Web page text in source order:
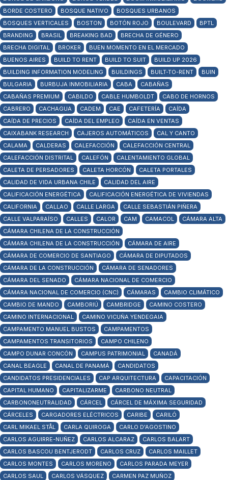
BORDE COSTERO
BOSQUE NATIVO
BOSQUES URBANOS
BOSQUES VERTICALES
BOSTON BOTÓN ROJO BOULEVARD
BPTL
BRANDING
BRASIL BREAKING BAD
BRECHA DE GÉNERO
BRECHA DIGITAL
BROKER
BUEN MOMENTO EN EL MERCADO
BUENOS AIRES
BUILD TO RENT BUILD TO SUIT
BUILD UP 2026
BUILDING INFORMATION MODELING
BUILDINGS BUILT-TO-RENT
BUIN
BULGARIA
BURBUJA INMOBILIARIA CABA
CABAÑAS
CABAÑAS PREMIUM
CABILDO CABLE HUMBOLDT
CABO DE HORNOS
CABRERO
CACHAGUA CADEM CAE CAFETERÍA
CAÍDA
CAÍDA DE PRECIOS
CAÍDA DEL EMPLEO
CAÍDA EN VENTAS
CAIXABANK RESEARCH
CAJEROS AUTOMÁTICOS
CAL Y CANTO
CALAMA
CALDERAS CALEFACCIÓN
CALEFACCIÓN CENTRAL
CALEFACCIÓN DISTRITAL
CALEFÓN
CALENTAMIENTO GLOBAL
CALETA DE PERSADORES
CALETA HORCÓN
CALETA PORTALES
CALIDAD DE VIDA URBANA CHILE
CALIDAD DEL AIRE
CALIFICACIÓN ENERGÉTICA
CALIFICACIÓN ENERGÉTICA DE VIVIENDAS
CALIFORNIA
CALLAO CALLE LARGA
CALLE SEBASTIÁN PIÑERA
CALLE VALPARAÍSO
CALLES CALOR CAM CAMACOL
CÁMARA ALTA
CÁMARA CHILENA DE LA CONSTRUCCIÓN
CÁMARA CHILENA DE LA CONSTRUCCIÓN
CÁMARA DE AIRE
CÁMARA DE COMERCIO DE SANTIAGO
CÁMARA DE DIPUTADOS
CÁMARA DE LA CONSTRUCCIÓN
CÁMARA DE SENADORES
CÁMARA DEL SENADO
CÁMARA NACIONAL DE COMERCIO
CÁMARA NACIONAL DE COMERCIO (CNC)
CÁMARAS
CAMBIO CLIMÁTICO
CAMBIO DE MANDO
CAMBORIÚ CAMBRIDGE
CAMINO COSTERO
CAMINO INTERNACIONAL
CAMINO VICUÑA YENDEGAIA
CAMPAMENTO MANUEL BUSTOS
CAMPAMENTOS
CAMPAMENTOS TRANSITORIOS
CAMPO CHILENO
CAMPO DUNAR CONCÓN
CAMPUS PATRIMONIAL
CANADÁ
CANAL BEAGLE
CANAL DE PANAMÁ
CANDIDATOS
CANDIDATOS PRESIDENCIALES
CAP ARQUITECTURA
CAPACITACIÓN
CAPITAL HUMANO
CAPITALIZARME
CARBONO NEUTRAL
CARBONONEUTRALIDAD
CÁRCEL
CÁRCEL DE MÁXIMA SEGURIDAD
CÁRCELES
CARGADORES ELÉCTRICOS CARIBE
CARILÓ
CARL MIKAEL STÅL
CARLA QUIROGA
CARLO D'AGOSTINO
CARLOS AGUIRRE-NUÑEZ
CARLOS ALCARAZ
CARLOS BALART
CARLOS BASCOU BENTJERODT
CARLOS CRUZ
CARLOS MAILLET
CARLOS MONTES
CARLOS MORENO
CARLOS PARADA MEYER
CARLOS SAUL
CARLOS VÁSQUEZ CARMEN PAZ MUÑOZ